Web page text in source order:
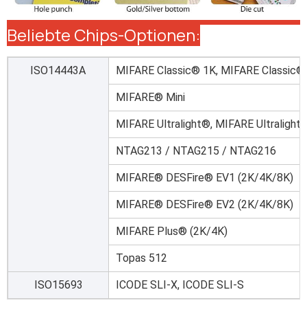
Beliebte Chips-Optionen:
ISO14443A MIFARE Classic® 1K, MIFARE
MIFARE® Mini
MIFARE Ultralight®, MIFARE
NTAG213 / NTAG215 / NTAG216
MIFARE® DESFire® EV1 (2K/4K/8K)
MIFARE® DESFire® EV2 (2K/4K/8K)
MIFARE Plus® (2K/4K)
Topas 512
ISO15693 ICODE SLI-X, ICODE SLI-S